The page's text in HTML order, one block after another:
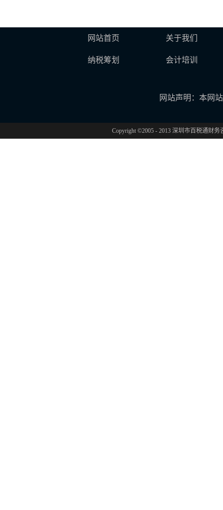
网站首页 关于我们
纳税筹划 会计培训
网站声明：本网
Copyright ©2005 - 2013 深圳市百税通财务